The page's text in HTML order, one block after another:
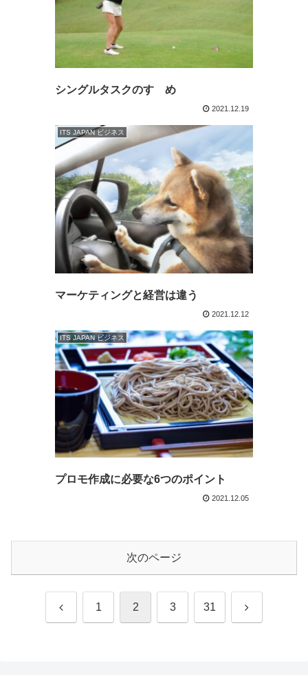
シングルタスクのすゝめ
2021.12.19
ITS JAPAN ビジネス
マーケティングと経営は違う
2021.12.12
ITS JAPAN ビジネス
プロモ作成に必要な6つのポイント
2021.12.05
次のページ
前 1 2 3 31 次